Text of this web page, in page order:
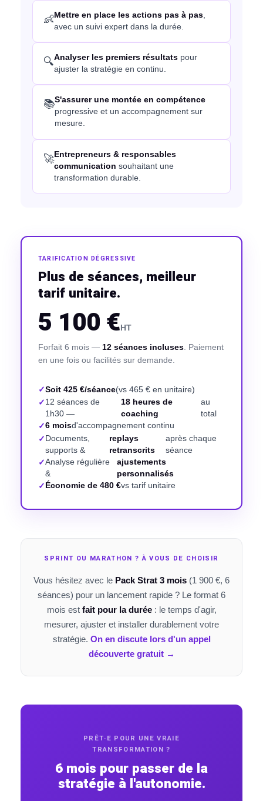
& brand guideline
👶Mettre en place les actions pas à pas,
avec un suivi expert dans la durée.
🔍Analyser les premiers résultatspour
ajuster la stratégie en continu.
📚S'assurer une montée en compétence
progressive et un accompagnement sur
mesure.
🚀 Entrepreneurs & responsables
communication souhaitant une
transformation durable.
TARIFICATION DÉGRESSIVE
Plus de séances, meilleur
tarif unitaire.
5 100 €HT
Forfait 6 mois — 12 séances incluses . Paiement
en une fois ou facilités sur demande.
Soit 425 €/séance(vs 465 € en unitaire)
12 séances de
1h30 —
18 heures de
coaching
au
total
6 moisd'accompagnement continu
Documents,
supports &
replays
retranscrits
après chaque
séance
Analyse régulière
&
ajustements
personnalisés
Économie de 480 €vs tarif unitaire
SPRINT OU MARATHON ? À VOUS DE CHOISIR
Vous hésitez avec le Pack Strat 3 mois (1 900 €, 6
séances) pour un lancement rapide ? Le format 6
mois est fait pour la durée: le temps d'agir,
mesurer, ajuster et installer durablement votre
stratégie. On en discute lors d'un appel
découverte gratuit →
PRÊT·E POUR UNE VRAIE
TRANSFORMATION ?
6 mois pour passer de la
stratégie à l'autonomie.